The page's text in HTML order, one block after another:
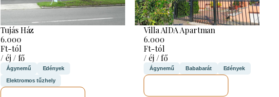
Tujás Ház
6.000
Ft-tól
/ éj / fő
Ágynemű Edények
Elektromos tűzhely
Villa AIDA Apartman
6.000
Ft-tól
/ éj / fő
Ágynemű Bababarát Edények